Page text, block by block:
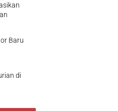
Baru
di